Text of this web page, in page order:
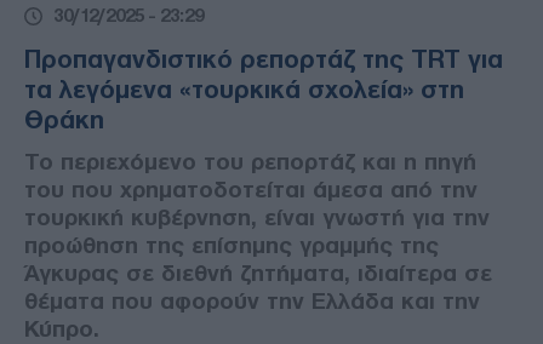
30/12/2025 - 23:29
Προπαγανδιστικό ρεπορτάζ της TRT για
τα λεγόμενα «τουρκικά σχολεία» στη
Θράκη
Το περιεχόμενο του ρεπορτάζ και η πηγή
του που χρηματοδοτείται άμεσα από την
τουρκική κυβέρνηση, είναι γνωστή για την
προώθηση της επίσημης γραμμής της
Άγκυρας σε διεθνή ζητήματα, ιδιαίτερα σε
θέματα που αφορούν την Ελλάδα και την
Κύπρο.